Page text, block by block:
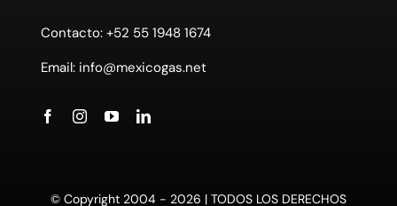
Contacto: +52 55 1948 1674
Email: info@mexicogas.net
© Copyright 2004 - 2026 | TODOS LOS DERECHOS